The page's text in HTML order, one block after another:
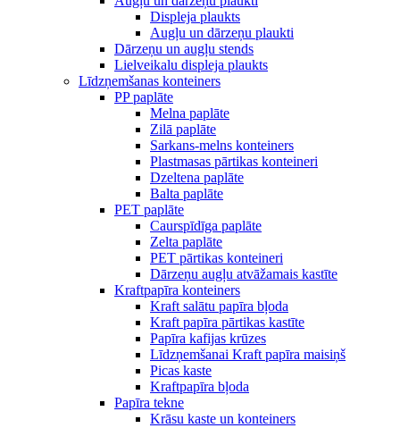
Displeja plaukts
Augļu un dārzeņu plaukti
Dārzeņu un augļu stends
Lielveikalu displeja plaukts
Līdzņemšanas konteiners
PP paplāte
Melna paplāte
Zilā paplāte
Sarkans-melns konteiners
Plastmasas pārtikas konteineri
Dzeltena paplāte
Balta paplāte
PET paplāte
Caurspīdīga paplāte
Zelta paplāte
PET pārtikas konteineri
Dārzeņu augļu atvāžamais kastīte
Kraftpapīra konteiners
Kraft salātu papīra bļoda
Kraft papīra pārtikas kastīte
Papīra kafijas krūzes
Līdzņemšanai Kraft papīra maisiņš
Picas kaste
Kraftpapīra bļoda
Papīra tekne
Krāsu kaste un konteiners